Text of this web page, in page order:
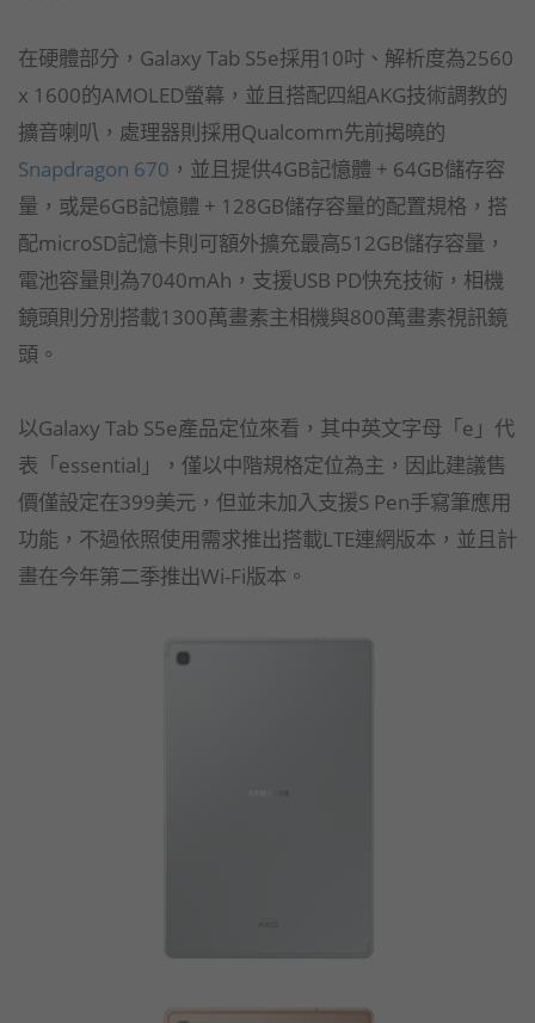
在硬體部分，Galaxy Tab S5e採用10吋、解析度為2560
x 1600的AMOLED螢幕，並且搭配四組AKG技術調教的
擴音喇叭，處理器則採用Qualcomm先前揭曉的
Snapdragon 670 ，並且提供4GB記憶體 + 64GB儲存容
量，或是6GB記憶體 + 128GB儲存容量的配置規格，搭
配microSD記憶卡則可額外擴充最高512GB儲存容量，
電池容量則為7040mAh，支援USB PD快充技術，相機
鏡頭則分別搭載1300萬畫素主相機與800萬畫素視訊鏡
頭。
以Galaxy Tab S5e產品定位來看，其中英文字母「e」代
表「essential」，僅以中階規格定位為主，因此建議售
價僅設定在399美元，但並未加入支援S Pen手寫筆應用
功能，不過依照使用需求推出搭載LTE連網版本，並且計
畫在今年第二季推出Wi-Fi版本。